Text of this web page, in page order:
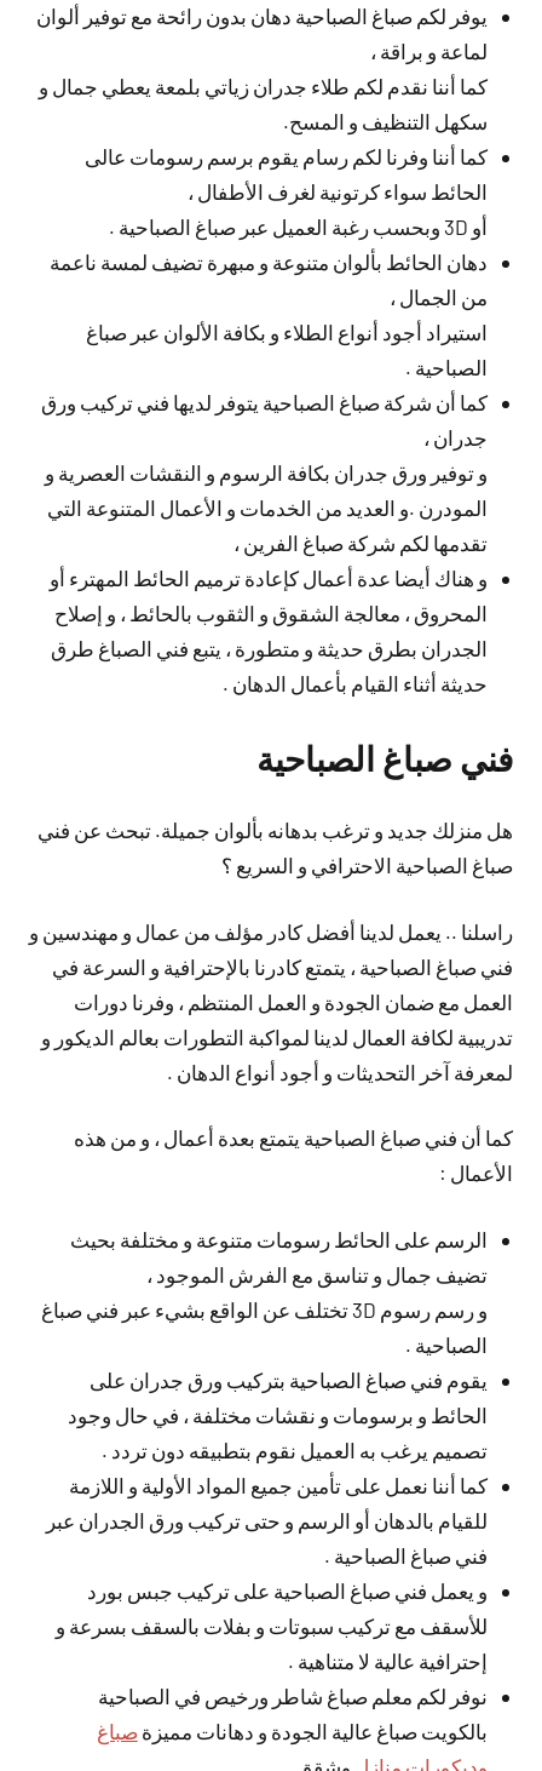
يوفر لكم صباغ الصباحية دهان بدون رائحة مع توفير ألوان
لماعة و براقة ،
كما أننا نقدم لكم طلاء جدران زياتي بلمعة يعطي جمال و
سكهل التنظيف و المسح.
كما أننا وفرنا لكم رسام يقوم برسم رسومات عالى
الحائط سواء كرتونية لغرف الأطفال ،
أو 3D وبحسب رغبة العميل عبر صباغ الصباحية .
دهان الحائط بألوان متنوعة و مبهرة تضيف لمسة ناعمة
من الجمال ،
استيراد أجود أنواع الطلاء و بكافة الألوان عبر صباغ
الصباحية .
كما أن شركة صباغ الصباحية يتوفر لديها فني تركيب ورق
جدران ،
و توفير ورق جدران بكافة الرسوم و النقشات العصرية و
المودرن .و العديد من الخدمات و الأعمال المتنوعة التي
تقدمها لكم شركة صباغ الفرين ،
و هناك أيضا عدة أعمال كإعادة ترميم الحائط المهترء أو
المحروق ، معالجة الشقوق و الثقوب بالحائط ، و إصلاح
الجدران بطرق حديثة و متطورة ، يتبع فني الصباغ طرق
حديثة أثناء القيام بأعمال الدهان .
فني صباغ الصباحية
هل منزلك جديد و ترغب بدهانه بألوان جميلة. تبحث عن فني
صباغ الصباحية الاحترافي و السريع ؟
راسلنا .. يعمل لدينا أفضل كادر مؤلف من عمال و مهندسين و
فني صباغ الصباحية ، يتمتع كادرنا بالإحترافية و السرعة في
العمل مع ضمان الجودة و العمل المنتظم ، وفرنا دورات
تدريبية لكافة العمال لدينا لمواكبة التطورات بعالم الديكور و
لمعرفة آخر التحديثات و أجود أنواع الدهان .
كما أن فني صباغ الصباحية يتمتع بعدة أعمال ، و من هذه
الأعمال :
الرسم على الحائط رسومات متنوعة و مختلفة بحيث
تضيف جمال و تناسق مع الفرش الموجود ،
و رسم رسوم 3D تختلف عن الواقع بشيء عبر فني صباغ
الصباحية .
يقوم فني صباغ الصباحية بتركيب ورق جدران على
الحائط و برسومات و نقشات مختلفة ، في حال وجود
تصميم يرغب به العميل نقوم بتطبيقه دون تردد .
كما أننا نعمل على تأمين جميع المواد الأولية و اللازمة
للقيام بالدهان أو الرسم و حتى تركيب ورق الجدران عبر
فني صباغ الصباحية .
و يعمل فني صباغ الصباحية على تركيب جبس بورد
للأسقف مع تركيب سبوتات و بفلات بالسقف بسرعة و
إحترافية عالية لا متناهية .
نوفر لكم معلم صباغ شاطر ورخيص في الصباحية
بالكويت صباغ عالية الجودة و دهانات مميزةصباغ
وديكورات منازل
وشقق.